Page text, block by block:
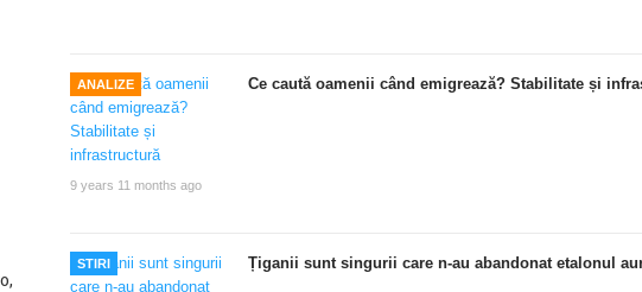
ANALIZE
9 years 11 months ago
Ce caută oamenii când emigrează? Stabilitate și
STIRI Țiganii sunt singurii care n-au abandonat etalonul